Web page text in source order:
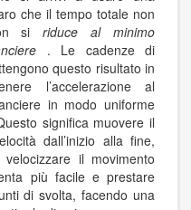
che il tempo totale non
siriduce al minimo
. Le cadenze di
questo risultato in
l’accelerazione al
in modo uniforme
significa muovere il
dall’inizio alla fine,
il movimento
più facile e prestare
di svolta, facendo una